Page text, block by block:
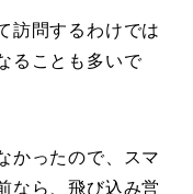
訪問するわけでは
ることも多いで
かったので、スマ
なら、飛び込み営